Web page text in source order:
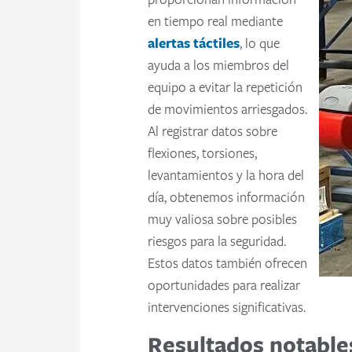
en tiempo real mediante
alertas táctiles, lo que
ayuda a los miembros del
equipo a evitar la repetición
de movimientos arriesgados.
Al registrar datos sobre
flexiones, torsiones,
levantamientos y la hora del
día, obtenemos información
muy valiosa sobre posibles
riesgos para la seguridad.
Estos datos también ofrecen
oportunidades para realizar
intervenciones significativas.
Resultados